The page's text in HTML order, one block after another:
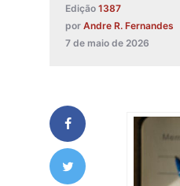
Edição 1387
por Andre R. Fernandes
7 de maio de 2026